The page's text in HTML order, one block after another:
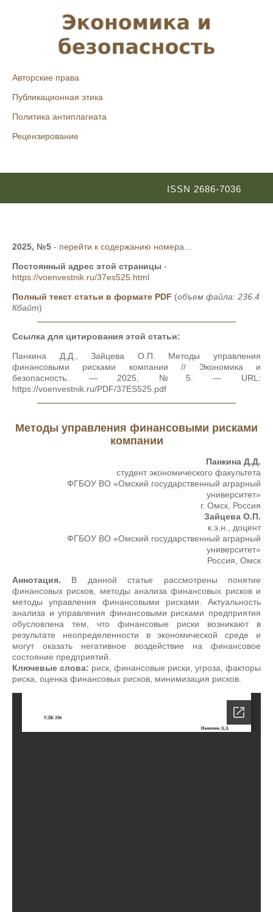
Авторские права
Публикационная этика
Политика антиплагиата
Рецензирование
ISSN 2686-7036
2025, №5 - перейти к содержанию номера...
Постоянный адрес этой страницы -
https://voenvestnik.ru/37es525.html
Полный текст статьи в формате PDF (объем файла: 236.4
Кбайт)
Ссылка для цитирования этой статьи:
Панкина Д.Д., Зайцева О.П. Методы управления
финансовыми рисками компании // Экономика и
безопасность. — 2025, №5. — URL:
https://voenvestnik.ru/PDF/37ES525.pdf
Методы управления финансовыми рисками
компании
Панкина Д.Д.
студент экономического факультета
ФГБОУ ВО «Омский государственный аграрный
университет»
г. Омск, Россия
Зайцева О.П.
к.э.н., доцент
ФГБОУ ВО «Омский государственный аграрный
университет»
Россия, Омск
Аннотация. В данной статье рассмотрены понятие
финансовых рисков, методы анализа финансовых рисков и
методы управления финансовыми рисками. Актуальность
анализа и управления финансовыми рисками предприятия
обусловлена тем, что финансовые риски возникают в
результате неопределенности в экономической среде и
могут оказать негативное воздействие на финансовое
состояние предприятий.
Ключевые слова: риск, финансовые риски, угроза, факторы
риска, оценка финансовых рисков, минимизация рисков.